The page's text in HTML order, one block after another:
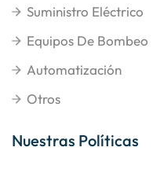
Suministro Eléctrico
Equipos De Bombeo
Automatización
Otros
Nuestras Políticas